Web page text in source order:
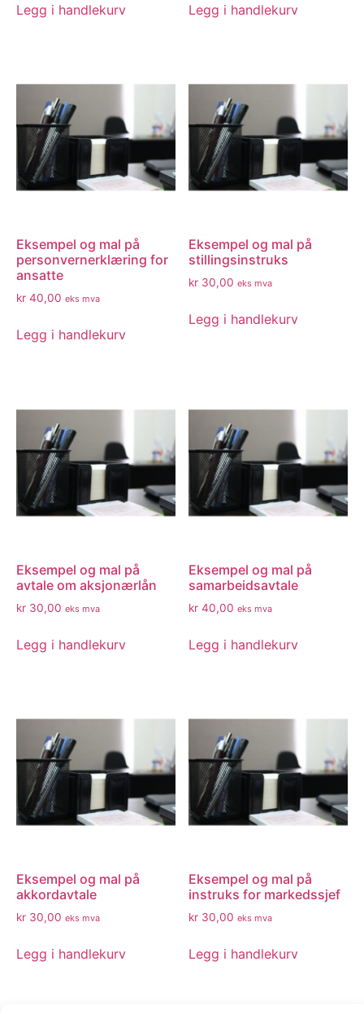
Legg i handlekurv Legg i handlekurv
Eksempel og mal på
personvernerklæring for
ansatte
kr 40,00 eks mva
Legg i handlekurv
Eksempel og mal på
stillingsinstruks
kr 30,00 eks mva
Legg i handlekurv
Eksempel og mal på
avtale om aksjonærlån
kr 30,00 eks mva
Legg i handlekurv
Eksempel og mal på
samarbeidsavtale
kr 40,00 eks mva
Legg i handlekurv
Eksempel og mal på
akkordavtale
kr 30,00 eks mva
Legg i handlekurv
Eksempel og mal på
instruks for markedssjef
kr 30,00 eks mva
Legg i handlekurv